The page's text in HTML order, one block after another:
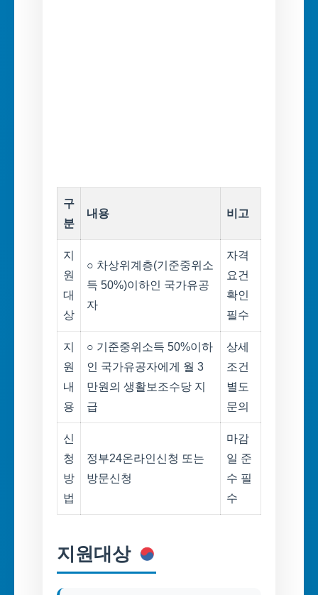
구
분
내용 비고
지
원
대
상
○ 차상위계층(기준중위소
득 50%)이하인 국가유공
자
자격
요건
확인
필수
지
원
내
용
○ 기준중위소득 50%이하
인 국가유공자에게 월 3
만원의 생활보조수당 지
급
상세
조건
별도
문의
신
청
방
법
정부24온라인신청 또는
방문신청
마감
일 준
수 필
수
지원대상